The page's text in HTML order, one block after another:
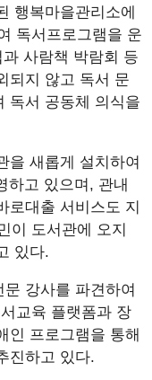
행복마을관리소에
독서프로그램을 운
사람책 박람회 등
되지 않고 독서 문
독서 공동체 의식을
을 새롭게 설치하여
하고 있으며, 관내
로대출 서비스도 지
이 도서관에 오지
있다.
강사를 파견하여
교육 플랫폼과 장
인 프로그램을 통해
진하고 있다.